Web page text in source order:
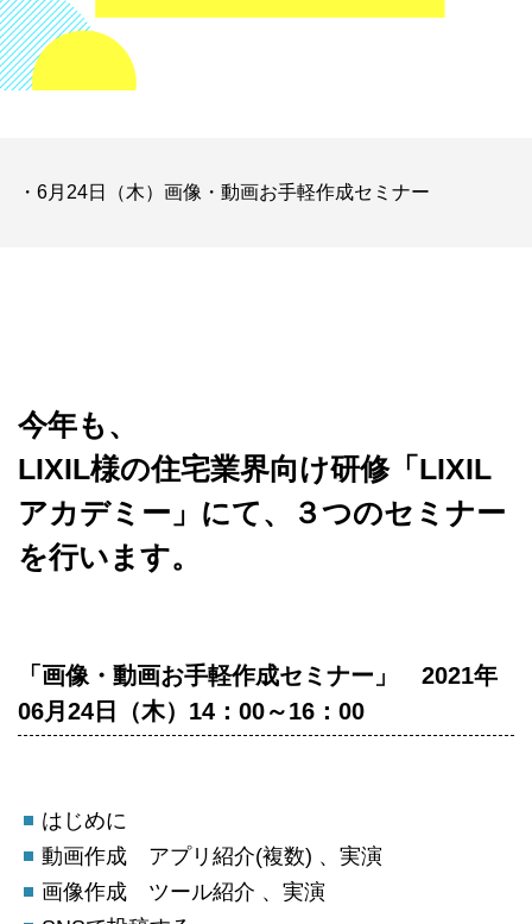
・6月24日（木）画像・動画お手軽作成セミナー
今年も、
LIXIL様の住宅業界向け研修「LIXIL
アカデミー」にて、３つのセミナー
を行います。
「画像・動画お手軽作成セミナー」 2021年
06月24日（木）14：00～16：00
はじめに
動画作成 アプリ紹介(複数) 、実演
画像作成 ツール紹介 、実演